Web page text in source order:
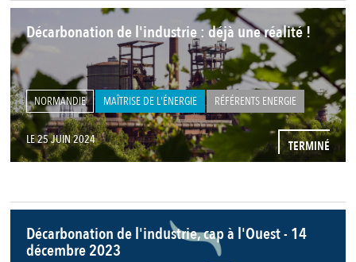
Décarbonation de l'industrie : déjà une réalité !
NORMANDIE MAÎTRISE DE L'ÉNERGIE RÉFÉRENTS ENERGIE
LE 25 JUIN 2024 TERMINÉ
Décarbonation de l'industrie, cap à l'Ouest - 14
décembre 2023